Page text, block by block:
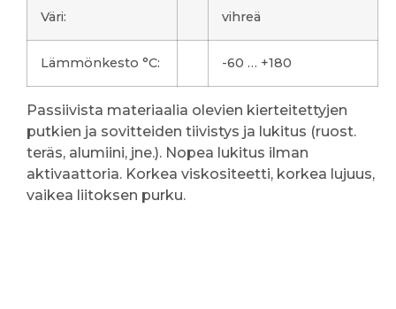
Väri: vihreä
Lämmönkesto °C: -60 … +180
Passiivista materiaalia olevien kierteitettyjen
putkien ja sovitteiden tiivistys ja lukitus (ruost.
teräs, alumiini, jne.). Nopea lukitus ilman
aktivaattoria. Korkea viskositeetti, korkea lujuus,
vaikea liitoksen purku.